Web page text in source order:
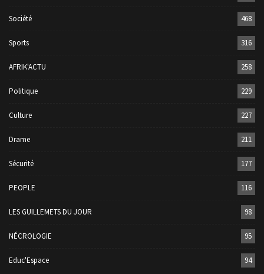
Société 468
Sports 316
AFRIK'ACTU 258
Politique 229
Culture 227
Drame 211
Sécurité 177
PEOPLE 116
LES GUILLEMETS DU JOUR 98
NÉCROLOGIE 95
Educ'Espace 94